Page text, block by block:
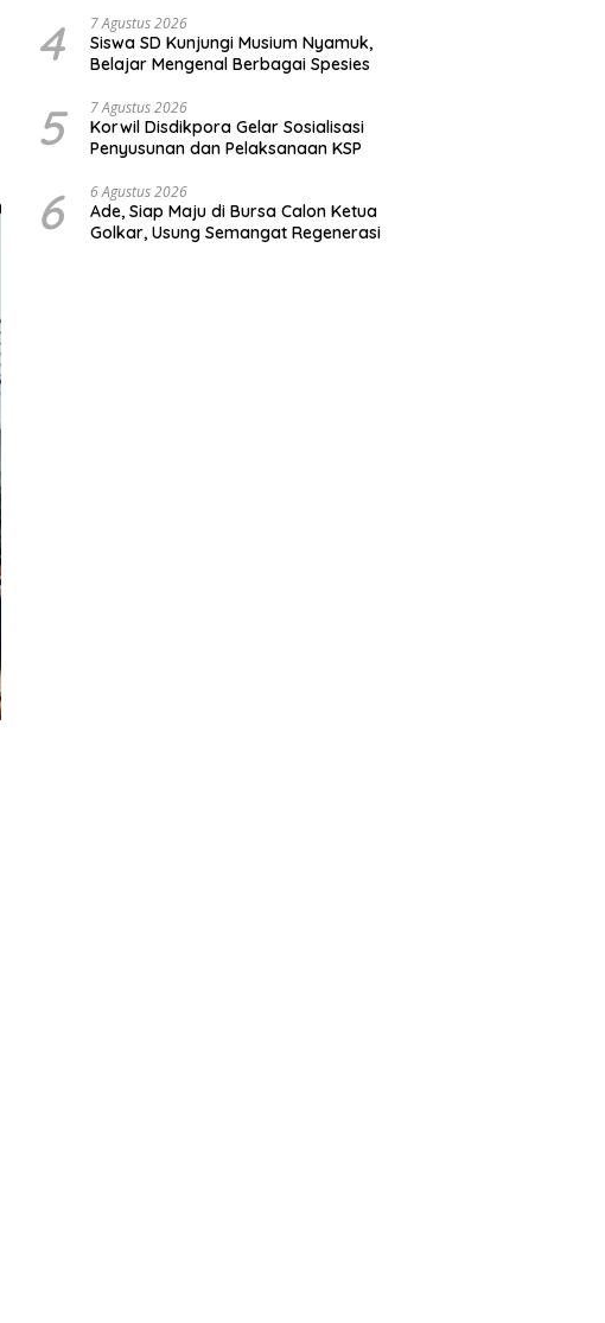
Madasari
4 7 Agustus 2026
Siswa SD Kunjungi Musium Nyamuk,
Belajar Mengenal Berbagai Spesies
5 7 Agustus 2026
Korwil Disdikpora Gelar Sosialisasi
Penyusunan dan Pelaksanaan KSP
6 6 Agustus 2026
Ade, Siap Maju di Bursa Calon Ketua
Golkar, Usung Semangat Regenerasi